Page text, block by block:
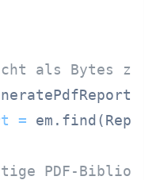
als Bytes zum
=
PDF-